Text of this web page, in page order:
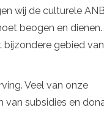
wij de culturele
beogen en dienen.
bijzondere gebied
Veel van onze
subsidies en